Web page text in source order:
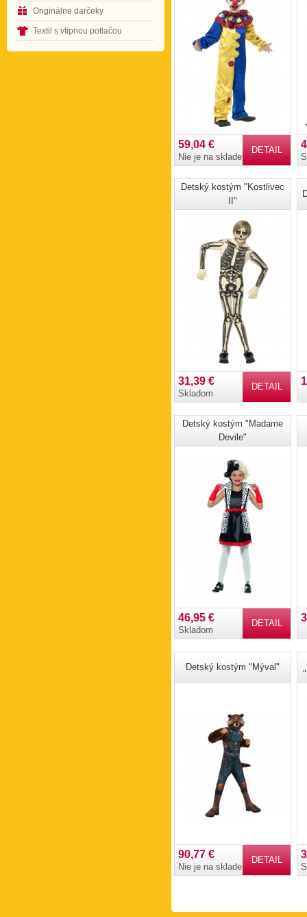
Originálne darčeky
Textil s vtipnou potlačou
DETAIL
59,04 €
Nie je na sklade
Detský kostým "Kostlivec
II"
DETAIL
31,39 €
Skladom
Detský kostým "Madame
Devile"
DETAIL
46,95 €
Skladom
Detský kostým "Mýval"
DETAIL
90,77 €
Nie je na sklade